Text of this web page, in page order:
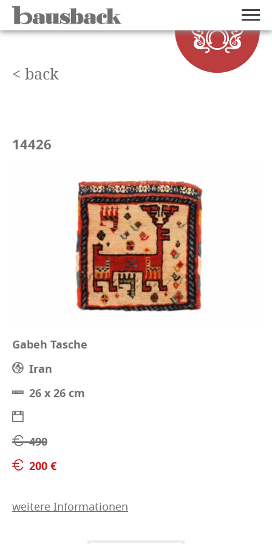
< back
14426
Gabeh Tasche
Iran
26 x 26 cm
490
200 €
weitere Informationen